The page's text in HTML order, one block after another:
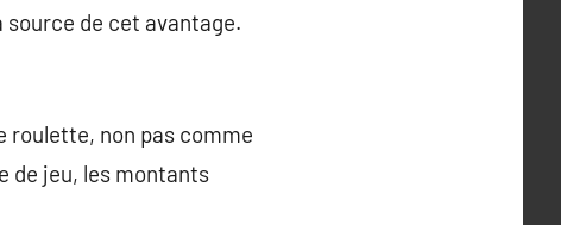
de cet avantage.
roulette, non pas comme
de jeu, les montants